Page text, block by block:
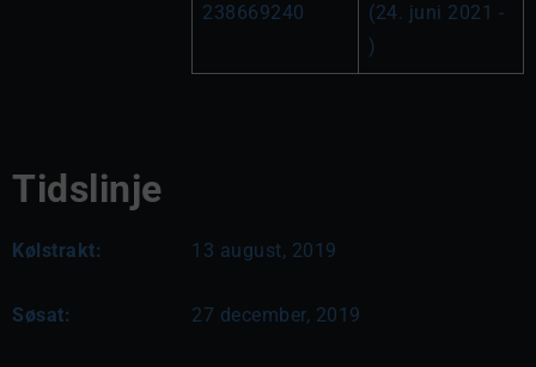
238669240
(24. juni 2021 -
)
Tidslinje
Kølstrakt: 13 august, 2019
Søsat: 27 december, 2019